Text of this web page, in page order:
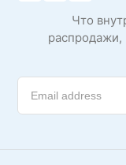
Что
распродажи,